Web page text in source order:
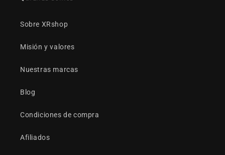
Sobre XRshop
Misión y valores
Nuestras marcas
Blog
Condiciones de compra
Afiliados